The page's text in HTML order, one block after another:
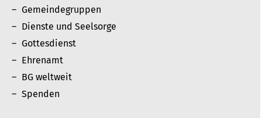
Gemeindegruppen
Dienste und Seelsorge
Gottesdienst
Ehrenamt
BG weltweit
Spenden